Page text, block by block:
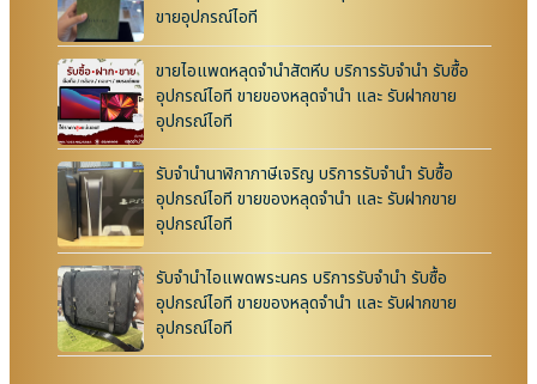
ขายอุปกรณ์ไอที
ขายไอแพดหลุดจำนำสัตหีบ บริการรับจำนำ รับซื้อ
อุปกรณ์ไอที ขายของหลุดจำนำ และ รับฝากขาย
อุปกรณ์ไอที
รับจำนำนาฬิกาภาษีเจริญ บริการรับจำนำ รับซื้อ
อุปกรณ์ไอที ขายของหลุดจำนำ และ รับฝากขาย
อุปกรณ์ไอที
รับจำนำไอแพดพระนคร บริการรับจำนำ รับซื้อ
อุปกรณ์ไอที ขายของหลุดจำนำ และ รับฝากขาย
อุปกรณ์ไอที